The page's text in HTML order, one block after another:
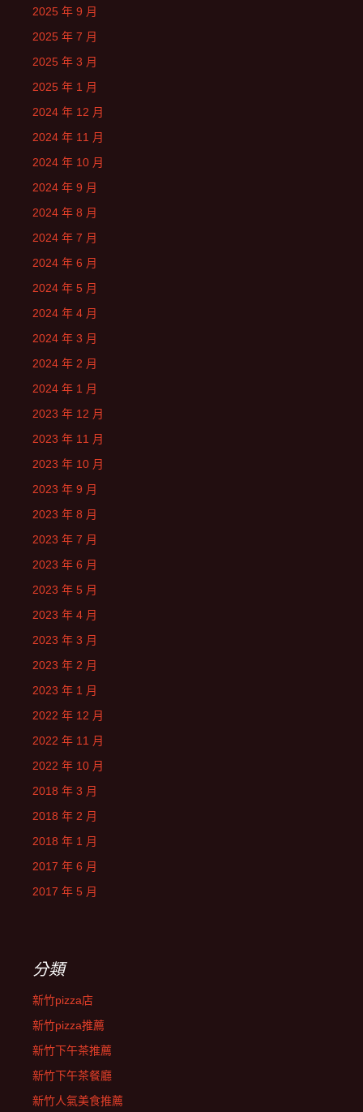
2025 年 9 月
2025 年 7 月
2025 年 3 月
2025 年 1 月
2024 年 12 月
2024 年 11 月
2024 年 10 月
2024 年 9 月
2024 年 8 月
2024 年 7 月
2024 年 6 月
2024 年 5 月
2024 年 4 月
2024 年 3 月
2024 年 2 月
2024 年 1 月
2023 年 12 月
2023 年 11 月
2023 年 10 月
2023 年 9 月
2023 年 8 月
2023 年 7 月
2023 年 6 月
2023 年 5 月
2023 年 4 月
2023 年 3 月
2023 年 2 月
2023 年 1 月
2022 年 12 月
2022 年 11 月
2022 年 10 月
2018 年 3 月
2018 年 2 月
2018 年 1 月
2017 年 6 月
2017 年 5 月
分類
新竹pizza店
新竹pizza推薦
新竹下午茶推薦
新竹下午茶餐廳
新竹人氣美食推薦